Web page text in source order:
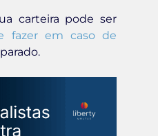
carteira pode ser
fazer em caso de